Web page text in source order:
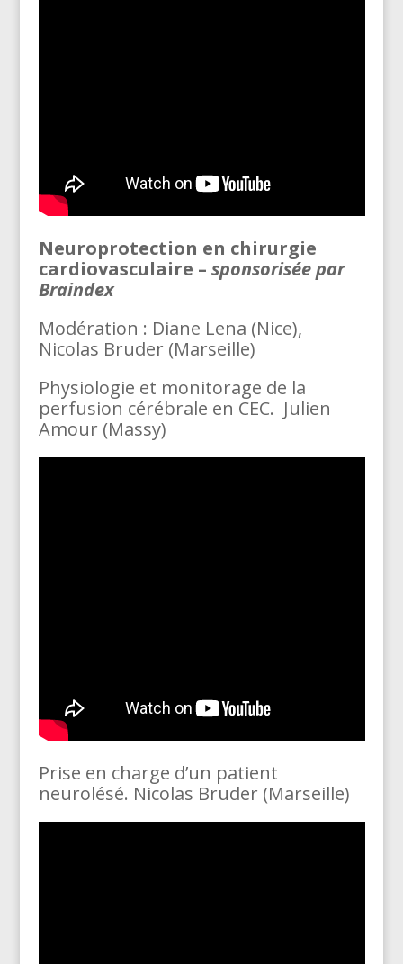
Neuroprotection en chirurgie
cardiovasculaire – sponsorisée par
Braindex
Modération : Diane Lena (Nice),
Nicolas Bruder (Marseille)
Physiologie et monitorage de la
perfusion cérébrale en CEC. Julien
Amour (Massy)
Prise en charge d’un patient
neurolésé. Nicolas Bruder (Marseille)